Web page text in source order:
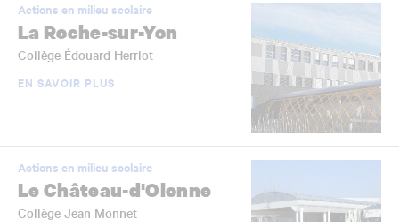
Actions en milieu scolaire
La Roche-sur-Yon
Collège Édouard Herriot
EN SAVOIR PLUS
Actions en milieu scolaire
Le Château-d'Olonne
Collège Jean Monnet